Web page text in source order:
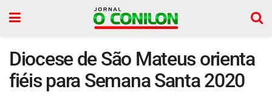
Diocese de São Mateus orienta
fiéis para Semana Santa 2020